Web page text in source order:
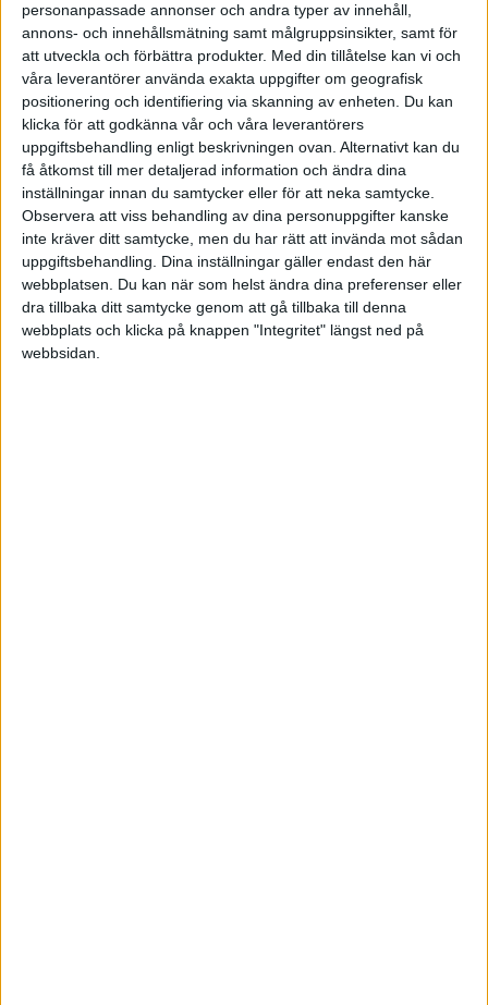
personanpassade annonser och andra typer av innehåll,
annons- och innehållsmätning samt målgruppsinsikter, samt för
att utveckla och förbättra produkter. Med din tillåtelse kan vi och
våra leverantörer använda exakta uppgifter om geografisk
positionering och identifiering via skanning av enheten. Du kan
klicka för att godkänna vår och våra leverantörers
uppgiftsbehandling enligt beskrivningen ovan. Alternativt kan du
få åtkomst till mer detaljerad information och ändra dina
inställningar innan du samtycker eller för att neka samtycke.
Observera att viss behandling av dina personuppgifter kanske
inte kräver ditt samtycke, men du har rätt att invända mot sådan
uppgiftsbehandling. Dina inställningar gäller endast den här
webbplatsen. Du kan när som helst ändra dina preferenser eller
dra tillbaka ditt samtycke genom att gå tillbaka till denna
webbplats och klicka på knappen "Integritet" längst ned på
webbsidan.
Några som utnyttjar detta är till exempel Apple,
Salesforce, IKEA, Spotify, Amazon och Google. Dom har
briljanta affärsmodeller medvärdeerbjudandensom är
lönsamma och uppskalbara och som alltid matchar
kundens efterfrågan. Gemensamt är också att de sätter
av medel för att utforska morgondagens förändring
innan den skett. Dom utvecklar tillämpningar och
använder ny teknik så som AI, Analytics, Digitalisering,
etc som ”bor” i deras affärsmodeller. Dom bygger
väderkvarnar när det blåser. Vissa företag klarar sig
med att bygga vindskydd under en tid, men för eller
senare går det som för Toys R Us, Nokia mobile
phones, Eniro med flera.